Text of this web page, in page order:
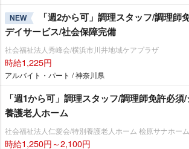
NEW
「週2から可」調理スタッフ/調理師
デイサービス/社会保障完備
社会福祉法人秀峰会/横浜市川井地域ケアプラザ
時給1,225円
アルバイト・パート / 神奈川県
「週1から可」調理スタッフ/調理師免許必
養護老人ホーム
社会福祉法人仁愛会/特別養護老人ホーム 桧原サナホーム
時給1,250円～2,100円